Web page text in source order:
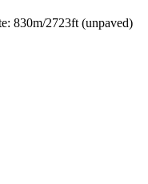
830m/2723ft (unpaved)